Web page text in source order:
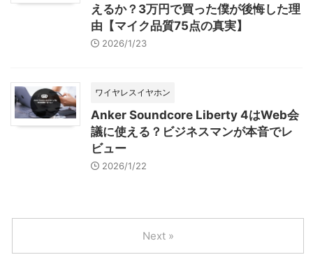
えるか？3万円で買った僕が後悔した理
由【マイク品質75点の真実】
2026/1/23
ワイヤレスイヤホン
Anker Soundcore Liberty 4はWeb会
議に使える？ビジネスマンが本音でレ
ビュー
2026/1/22
Next »